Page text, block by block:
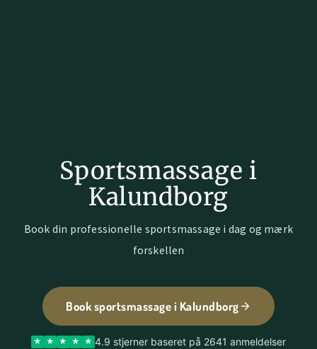
Sportsmassage i
Kalundborg
Book din professionelle sportsmassage i dag og mærk
forskellen
Book sportsmassage i Kalundborg
4.9 stjerner baseret på 2641 anmeldelser